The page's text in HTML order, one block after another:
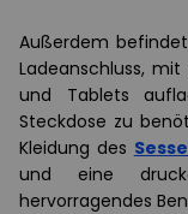
Außerdem
Ladeanschluss,
und Tablets
Steckdose zu
Kleidung des
und eine
hervorragendes